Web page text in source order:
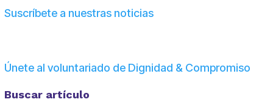
Suscríbete a nuestras noticias
Únete al voluntariado de Dignidad & Compromiso
Buscar artículo